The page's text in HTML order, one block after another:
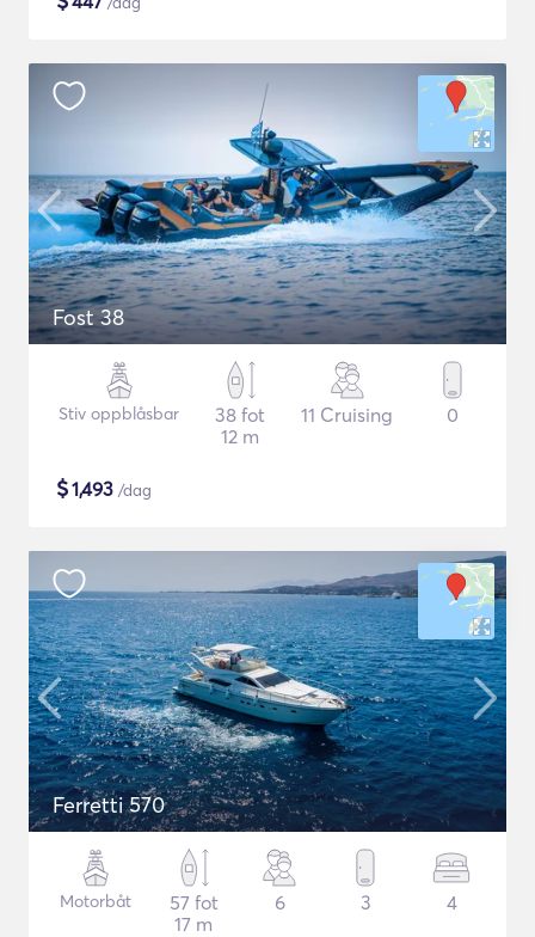
Fost 38
Stiv oppblåsbar
38 fot
12 m
11 Cruising 0
$1,493 /dag
Ferretti 570
Motorbåt
57 fot
17 m
6 3 4